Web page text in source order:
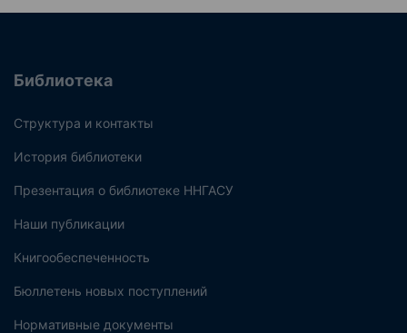
Библиотека
Структура и контакты
История библиотеки
Презентация о библиотеке ННГАСУ
Наши публикации
Книгообеспеченность
Бюллетень новых поступлений
Нормативные документы